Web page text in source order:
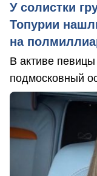
У солистки
Топурии
на
В активе
подмосковный